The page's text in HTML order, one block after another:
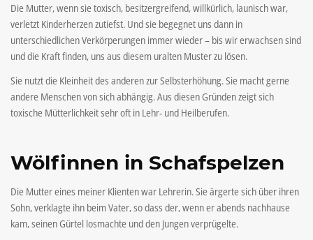
Die Mutter, wenn sie toxisch, besitzergreifend, willkürlich, launisch war,
verletzt Kinderherzen zutiefst. Und sie begegnet uns dann in
unterschiedlichen Verkörperungen immer wieder – bis wir erwachsen sind
und die Kraft finden, uns aus diesem uralten Muster zu lösen.
Sie nutzt die Kleinheit des anderen zur Selbsterhöhung. Sie macht gerne
andere Menschen von sich abhängig. Aus diesen Gründen zeigt sich
toxische Mütterlichkeit sehr oft in Lehr- und Heilberufen.
Wölfinnen in Schafspelzen
Die Mutter eines meiner Klienten war Lehrerin. Sie ärgerte sich über ihren
Sohn, verklagte ihn beim Vater, so dass der, wenn er abends nachhause
kam, seinen Gürtel losmachte und den Jungen verprügelte.